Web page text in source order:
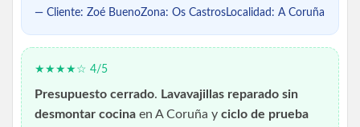
— Cliente: Zoé BuenoZona: Os CastrosLocalidad: A Coruña
★★★★☆ 4/5
Presupuesto cerrado. Lavavajillas reparado sin
desmontar cocina en A Coruña y ciclo de prueba